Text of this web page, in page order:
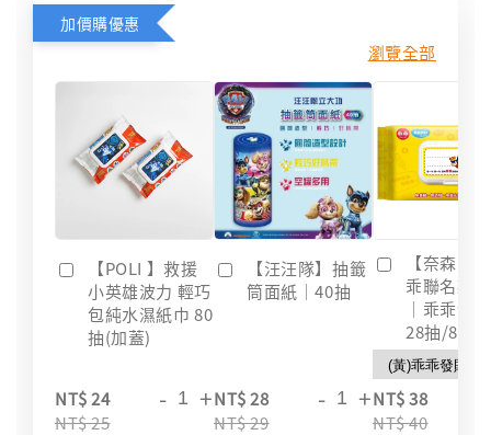
加價購優惠
瀏覽全部
【POLI 】救援
小英雄波力 輕巧
包純水濕紙巾 80
抽(加蓋)
NT$ 24
NT$ 25
- +
【汪汪隊】抽籤
筒面紙｜40抽
NT$ 28
NT$ 29
- +
【奈森克
乖聯名款
｜乖乖發
28抽/88抽
NT$ 38
NT$ 40